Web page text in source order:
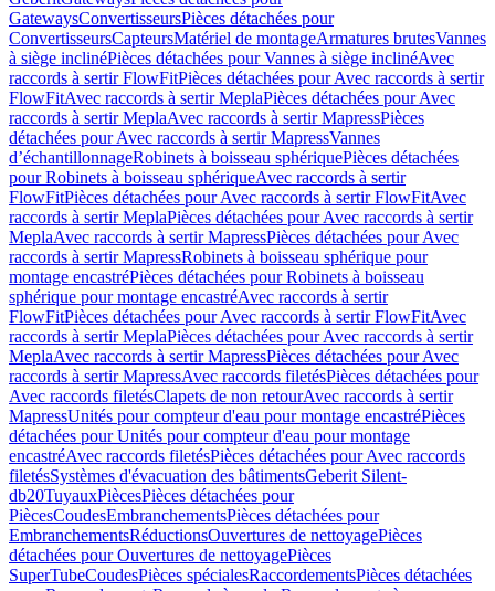
GatewaysConvertisseursPièces détachées pour
ConvertisseursCapteursMatériel de montageArmatures brutesVannes
à siège inclinéPièces détachées pour Vannes à siège inclinéAvec
raccords à sertir FlowFitPièces détachées pour Avec raccords à sertir
FlowFitAvec raccords à sertir MeplaPièces détachées pour Avec
raccords à sertir MeplaAvec raccords à sertir MapressPièces
détachées pour Avec raccords à sertir MapressVannes
d’échantillonnageRobinets à boisseau sphériquePièces détachées
pour Robinets à boisseau sphériqueAvec raccords à sertir
FlowFitPièces détachées pour Avec raccords à sertir FlowFitAvec
raccords à sertir MeplaPièces détachées pour Avec raccords à sertir
MeplaAvec raccords à sertir MapressPièces détachées pour Avec
raccords à sertir MapressRobinets à boisseau sphérique pour
montage encastréPièces détachées pour Robinets à boisseau
sphérique pour montage encastréAvec raccords à sertir
FlowFitPièces détachées pour Avec raccords à sertir FlowFitAvec
raccords à sertir MeplaPièces détachées pour Avec raccords à sertir
MeplaAvec raccords à sertir MapressPièces détachées pour Avec
raccords à sertir MapressAvec raccords filetésPièces détachées pour
Avec raccords filetésClapets de non retourAvec raccords à sertir
MapressUnités pour compteur d'eau pour montage encastréPièces
détachées pour Unités pour compteur d'eau pour montage
encastréAvec raccords filetésPièces détachées pour Avec raccords
filetésSystèmes d'évacuation des bâtimentsGeberit Silent-
db20TuyauxPiècesPièces détachées pour
PiècesCoudesEmbranchementsPièces détachées pour
EmbranchementsRéductionsOuvertures de nettoyagePièces
détachées pour Ouvertures de nettoyagePièces
SuperTubeCoudesPièces spécialesRaccordementsPièces détachées